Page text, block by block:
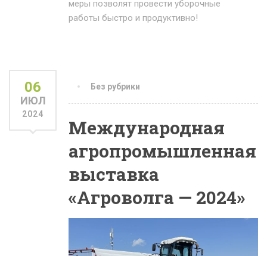
меры позволят провести уборочные
работы быстро и продуктивно!
06
ИЮЛ
2024
Без рубрики
Международная
агропромышленная
выставка
«Агроволга — 2024»